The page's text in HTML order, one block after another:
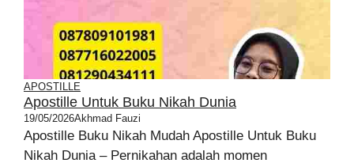
APOSTILLE
Apostille Untuk Buku Nikah Dunia
19/05/2026Akhmad Fauzi
Apostille Buku Nikah Mudah Apostille Untuk Buku
Nikah Dunia – Pernikahan adalah momen